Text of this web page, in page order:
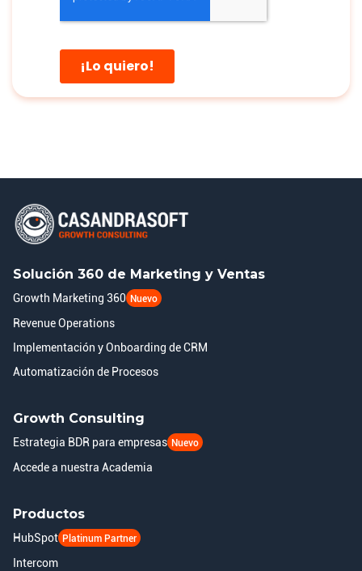
Solución 360 de Marketing y Ventas
Growth Marketing 360 Nuevo
Revenue Operations
Implementación y Onboarding de CRM
Automatización de Procesos
Growth Consulting
Estrategia BDR para empresas Nuevo
Accede a nuestra Academia
Productos
HubSpot Platinum Partner
Intercom